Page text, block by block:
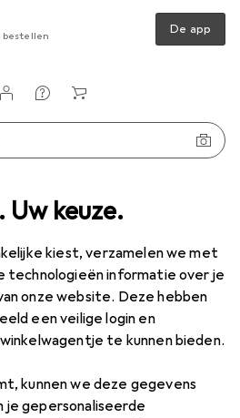
Uw keuze.
kiest, verzamelen we met
technologieën informatie over je
onze website. Deze hebben
een veilige login en
te kunnen bieden.
kunnen we deze gegevens
je gepersonaliseerde
bestellen De app
Starrett Gatenzaaghouder
1 Afbeelding